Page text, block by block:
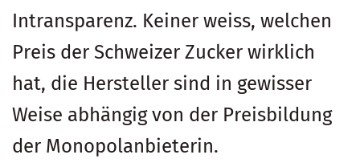
Intransparenz. Keiner weiss, welchen
Preis der Schweizer Zucker wirklich
hat, die Hersteller sind in gewisser
Weise abhängig von der Preisbildung
der Monopolanbieterin.